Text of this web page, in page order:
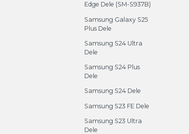
Edge Dele (SM-S937B)
Samsung Galaxy S25
Plus Dele
Samsung S24 Ultra
Dele
Samsung S24 Plus
Dele
Samsung S24 Dele
Samsung S23 FE Dele
Samsung S23 Ultra
Dele